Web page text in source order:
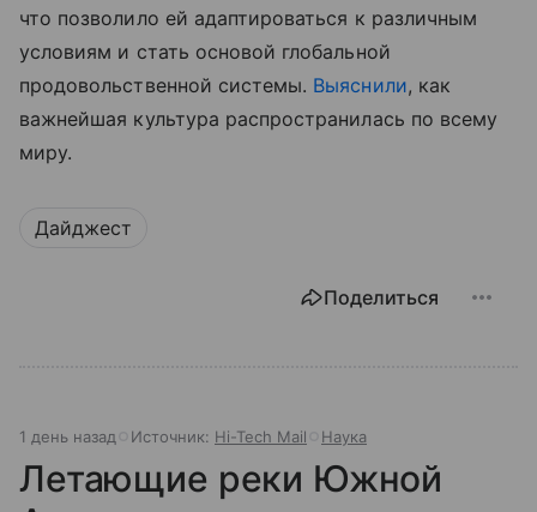
что позволило ей адаптироваться к различным
условиям и стать основой глобальной
продовольственной системы. Выяснили, как
важнейшая культура распространилась по всему
миру.
Дайджест
Поделиться
1 день назад Источник: Hi-Tech Mail Наука
Летающие реки Южной